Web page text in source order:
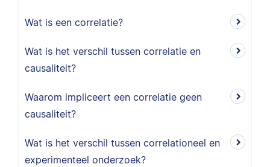
Wat is een correlatie?
Wat is het verschil tussen correlatie en
causaliteit?
Waarom impliceert een correlatie geen
causaliteit?
Wat is het verschil tussen correlationeel en
experimenteel onderzoek?